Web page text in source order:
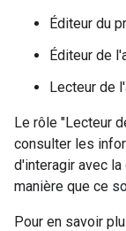
Éditeur du
Éditeur de
Lecteur de
Le rôle "Lecteur
consulter les
d'interagir avec
manière que ce
Pour en savoir